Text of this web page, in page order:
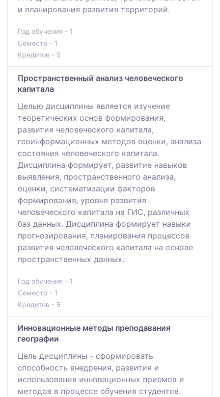
и планирования развития территорий.
Год обучения - 1
Семестр - 1
Кредитов - 5
Пространственный анализ человеческого
капитала
Целью дисциплины является изучение
теоретических основ формирования,
развития человеческого капитала,
геоинформационных методов оценки, анализа
состояния человеческого капитала.
Дисциплина формирует, развитие навыков
выявления, пространственного анализа,
оценки, систематизации факторов
формирования, уровня развития
человеческого капитала на ГИС, различных
баз данных. Дисциплина формирует навыки
прогнозирования, планирования процессов
развития человеческого капитала на основе
пространственных данных.
Год обучения - 1
Семестр - 1
Кредитов - 5
Инновационные методы преподавания
географии
Цель дисциплины - сформировать
способность внедрения, развития и
использования инновационных приемов и
методов в процессе обучения студентов.